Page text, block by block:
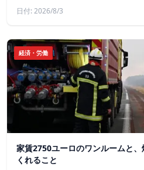
日付: 2026/8/3
経済・労働
家賃2750ユーロのワンルームと
くれること